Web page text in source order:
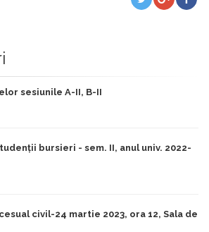
sesiunile A-II, B-II
bursieri - sem. II, anul univ. 2022-
civil-24 martie 2023, ora 12, Sala de